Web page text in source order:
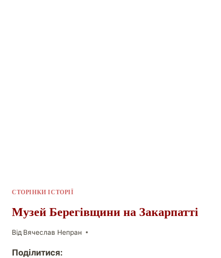
СТОРІНКИ ІСТОРІЇ
Музей Берегівщини на Закарпатті
Від Вячеслав Непран
Поділитися: